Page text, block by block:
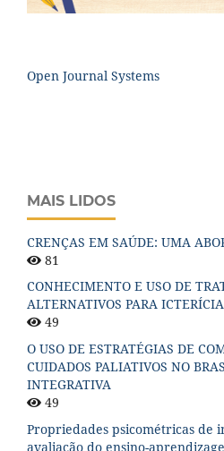
Open Journal Systems
MAIS LIDOS
CRENÇAS EM SAÚDE: UMA
81
CONHECIMENTO E USO DE
ALTERNATIVOS PARA
49
O USO DE ESTRATÉGIAS DE
CUIDADOS PALIATIVOS NO
INTEGRATIVA
49
Propriedades psicométricas de
avaliação do ensino-